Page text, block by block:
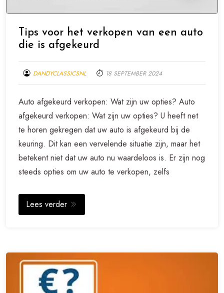
Tips voor het verkopen van een auto
die is afgekeurd
DANDYCLASSICSNL 18 SEPTEMBER 2024
Auto afgekeurd verkopen: Wat zijn uw opties? Auto
afgekeurd verkopen: Wat zijn uw opties? U heeft net
te horen gekregen dat uw auto is afgekeurd bij de
keuring. Dit kan een vervelende situatie zijn, maar het
betekent niet dat uw auto nu waardeloos is. Er zijn nog
steeds opties om uw auto te verkopen, zelfs
Lees verder